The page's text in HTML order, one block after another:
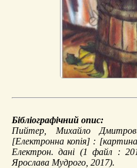
Бібліографічний опис:
Пийтер, Михайло
[Електронна копія] :
Електрон. дані (1 файл :
Ярослава Мудрого, 2017).